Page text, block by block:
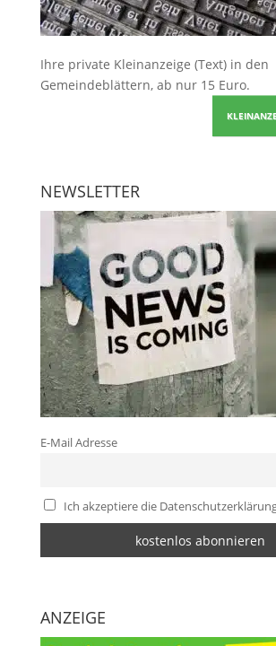
Ihre private Kleinanzeige (Text) in den
Gemeindeblättern, ab nur 15 Euro.
NEWSLETTER
E-Mail Adresse
Ich akzeptiere die
ANZEIGE